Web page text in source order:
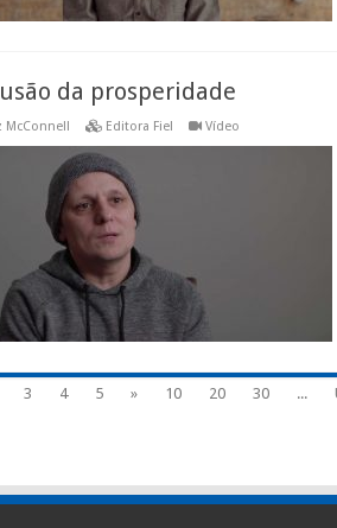
da prosperidade
McConnell Editora Fiel Vídeo
3 4 5 » 10 20 30 ...